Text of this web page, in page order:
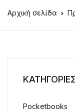
Αρχική σελίδα
Pocketbooks